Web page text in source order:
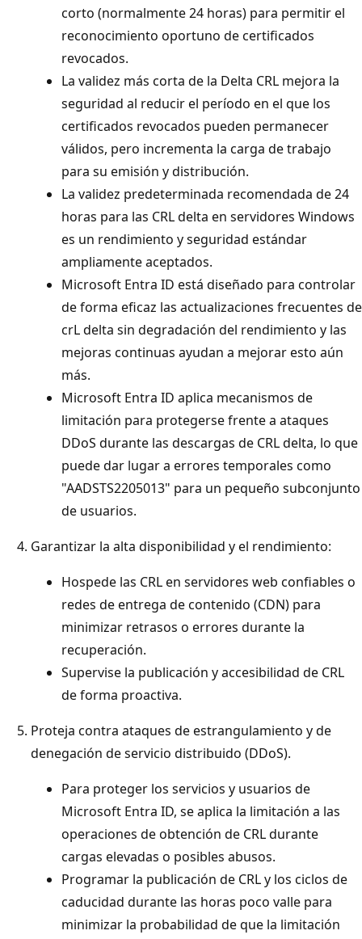
corto (normalmente 24 horas) para permitir el
reconocimiento oportuno de certificados
revocados.
La validez más corta de la Delta CRL mejora la
seguridad al reducir el período en el que los
certificados revocados pueden permanecer
válidos, pero incrementa la carga de trabajo
para su emisión y distribución.
La validez predeterminada recomendada de 24
horas para las CRL delta en servidores Windows
es un rendimiento y seguridad estándar
ampliamente aceptados.
Microsoft Entra ID está diseñado para controlar
de forma eficaz las actualizaciones frecuentes de
crL delta sin degradación del rendimiento y las
mejoras continuas ayudan a mejorar esto aún
más.
Microsoft Entra ID aplica mecanismos de
limitación para protegerse frente a ataques
DDoS durante las descargas de CRL delta, lo que
puede dar lugar a errores temporales como
"AADSTS2205013" para un pequeño subconjunto
de usuarios.
Garantizar la alta disponibilidad y el rendimiento:
Hospede las CRL en servidores web confiables o
redes de entrega de contenido (CDN) para
minimizar retrasos o errores durante la
recuperación.
Supervise la publicación y accesibilidad de CRL
de forma proactiva.
Proteja contra ataques de estrangulamiento y de
denegación de servicio distribuido (DDoS).
Para proteger los servicios y usuarios de
Microsoft Entra ID, se aplica la limitación a las
operaciones de obtención de CRL durante
cargas elevadas o posibles abusos.
Programar la publicación de CRL y los ciclos de
caducidad durante las horas poco valle para
minimizar la probabilidad de que la limitación